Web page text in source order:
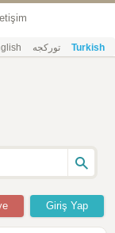
İletişim
تورکجه Turkish
Giriş Yap